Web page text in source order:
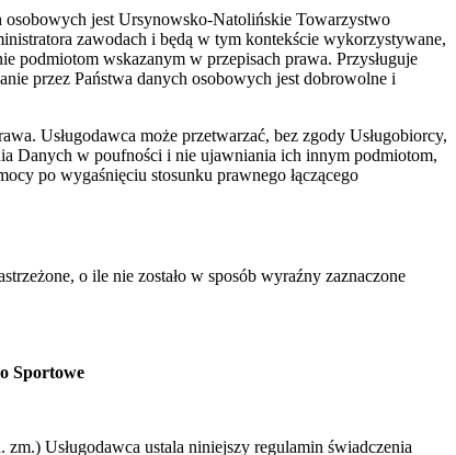
osobowych jest Ursynowsko-Natolińskie Towarzystwo
zawodach i będą w tym kontekście wykorzystywane,
podmiotom wskazanym w przepisach prawa. Przysługuje
przez Państwa danych osobowych jest dobrowolne i
Usługodawca może przetwarzać, bez zgody Usługobiorcy,
Danych w poufności i nie ujawniania ich innym podmiotom,
po wygaśnięciu stosunku prawnego łączącego
o ile nie zostało w sposób wyraźny zaznaczone
Sportowe
Usługodawca ustala niniejszy regulamin świadczenia